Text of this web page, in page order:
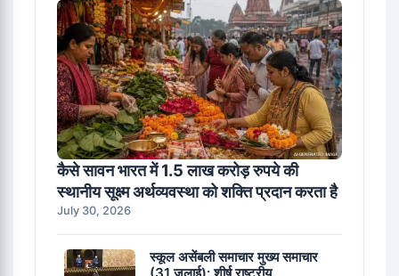
कैसे सावन भारत में 1.5 लाख करोड़ रुपये की
स्थानीय सूक्ष्म अर्थव्यवस्था को शक्ति प्रदान करता है
July 30, 2026
स्कूल असेंबली समाचार मुख्य समाचार